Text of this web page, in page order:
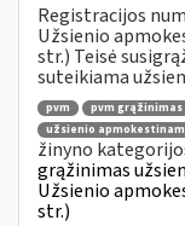
Registracijos
Užsienio
str.) Teisė
suteikiama
pvm pvm grąžinimas
užsienio
žinyno
grąžinimas
Užsienio
str.)